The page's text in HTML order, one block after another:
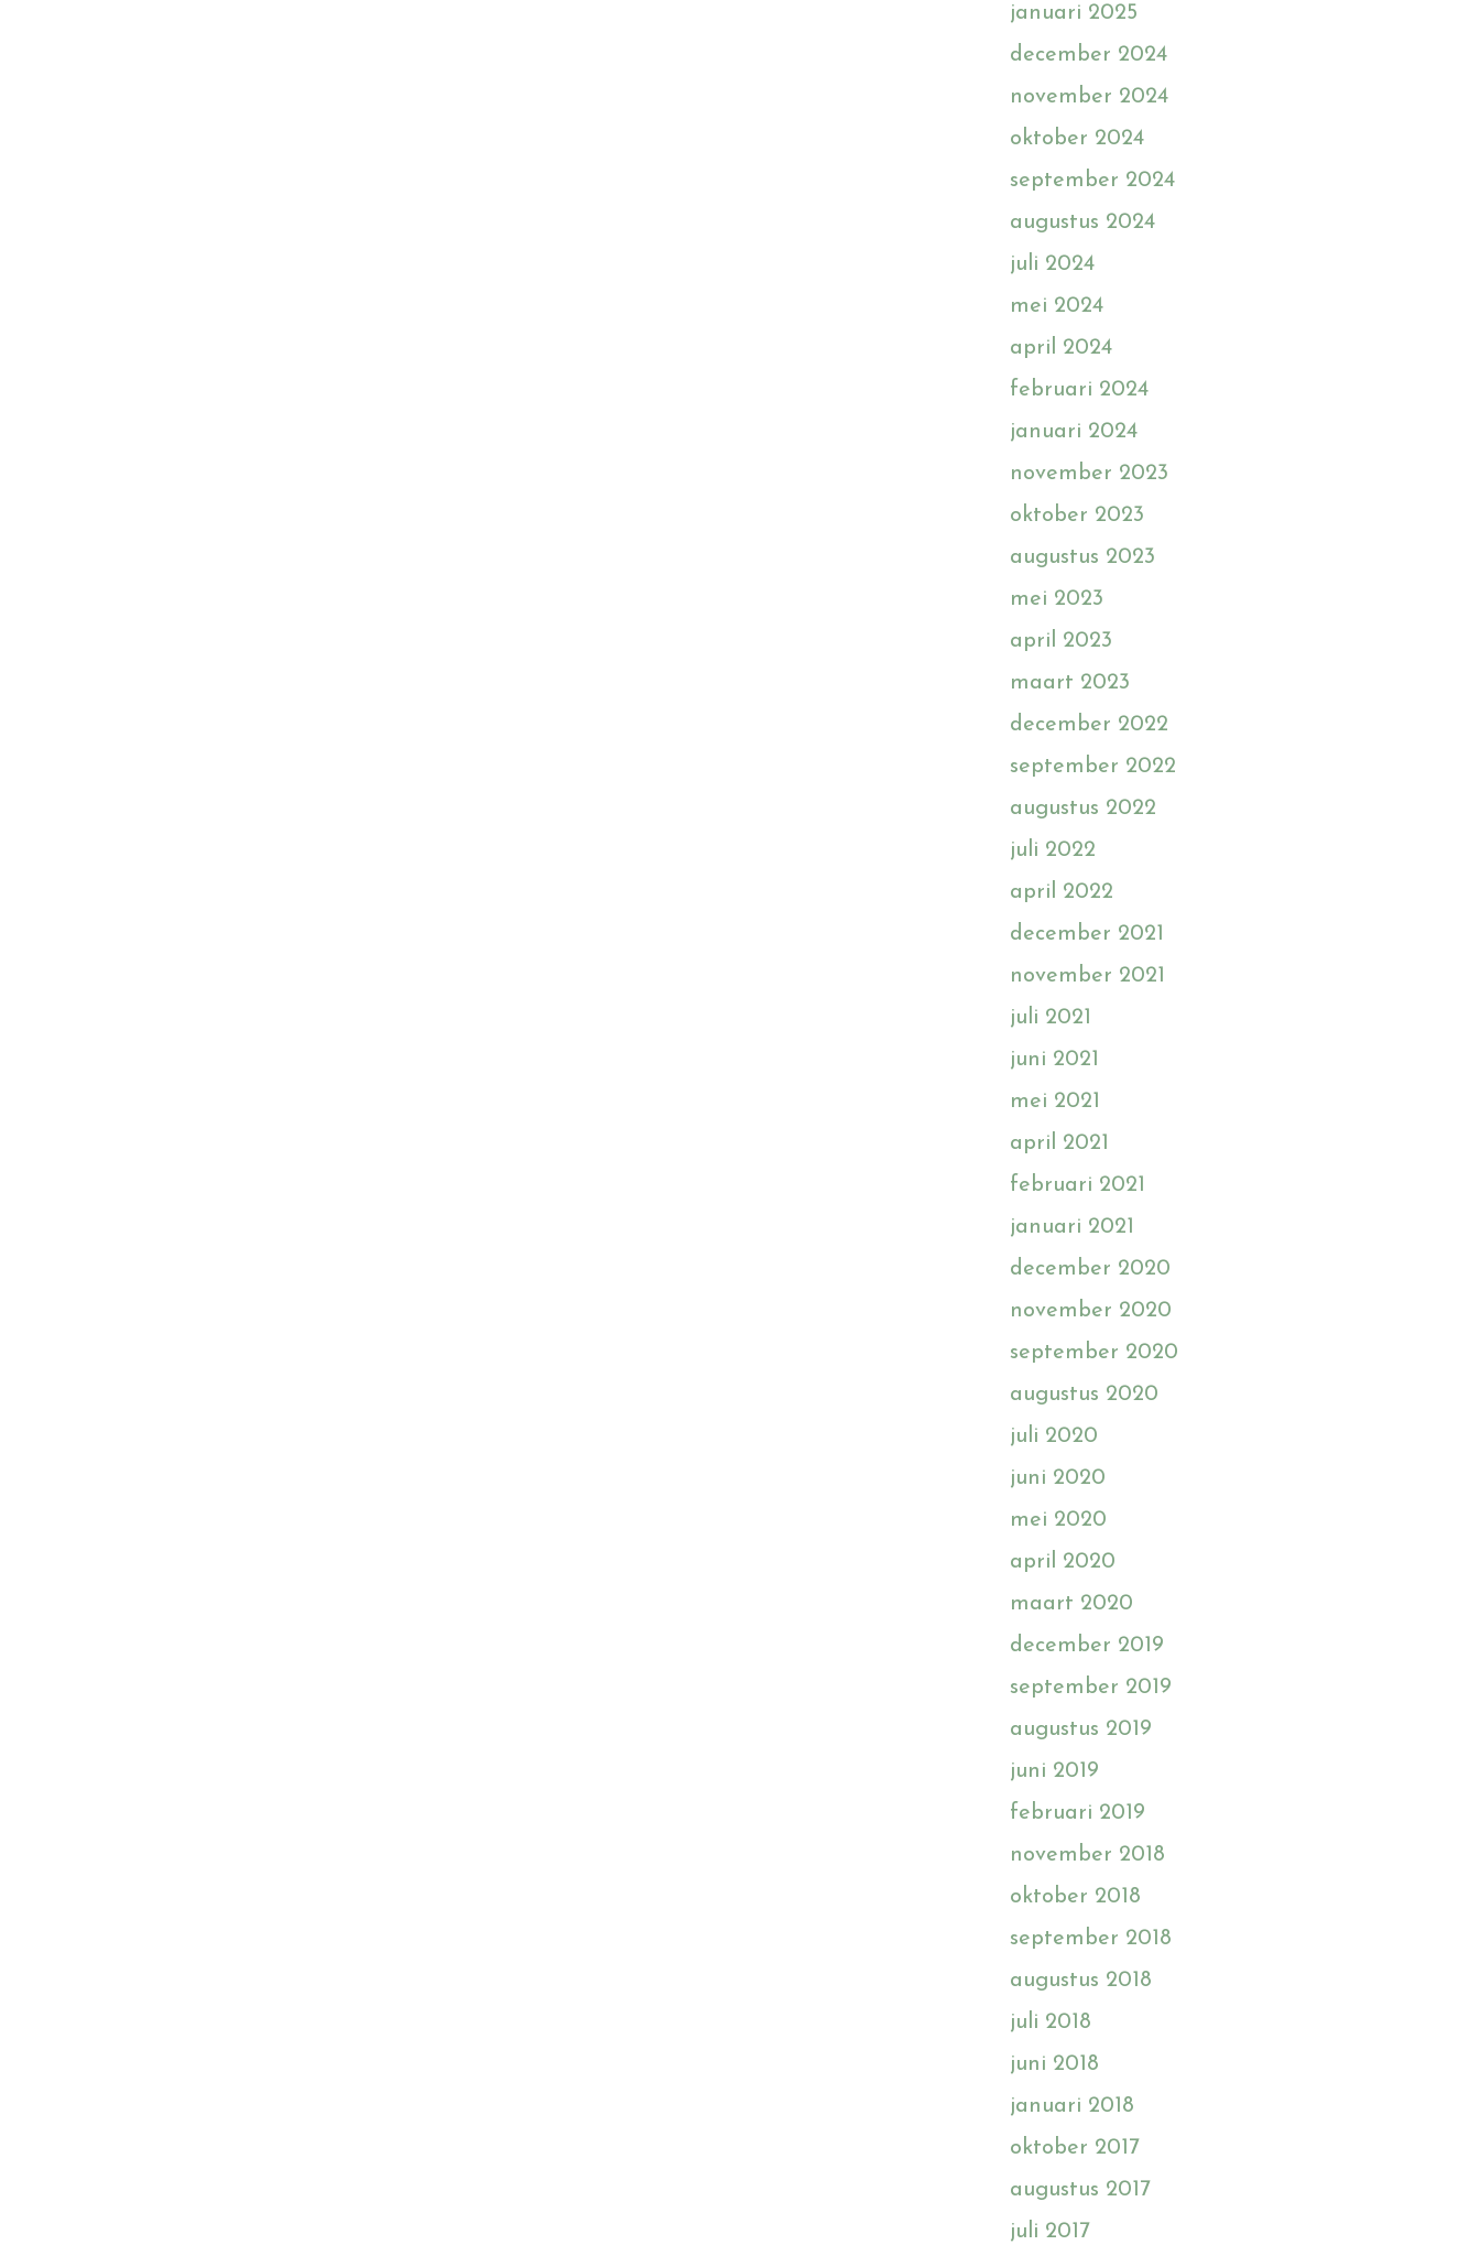
januari 2025
december 2024
november 2024
oktober 2024
september 2024
augustus 2024
juli 2024
mei 2024
april 2024
februari 2024
januari 2024
november 2023
oktober 2023
augustus 2023
mei 2023
april 2023
maart 2023
december 2022
september 2022
augustus 2022
juli 2022
april 2022
december 2021
november 2021
juli 2021
juni 2021
mei 2021
april 2021
februari 2021
januari 2021
december 2020
november 2020
september 2020
augustus 2020
juli 2020
juni 2020
mei 2020
april 2020
maart 2020
december 2019
september 2019
augustus 2019
juni 2019
februari 2019
november 2018
oktober 2018
september 2018
augustus 2018
juli 2018
juni 2018
januari 2018
oktober 2017
augustus 2017
juli 2017